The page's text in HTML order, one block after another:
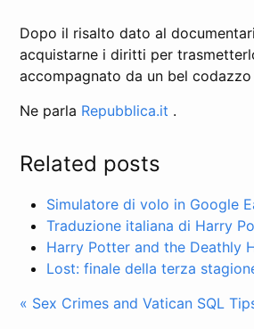
Dopo il risalto dato al
acquistarne i diritti per
accompagnato da un bel
Ne parla Repubblica.it .
Related posts
Simulatore di volo in Google
Traduzione italiana di Harry
Harry Potter and the Deathly
Lost: finale della terza
« Sex Crimes and Vatican SQL